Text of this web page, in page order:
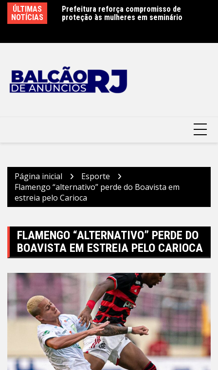
para
ÚLTIMAS
NOTÍCIAS
Prefeitura reforça compromisso de
proteção às mulheres em seminário
Niterói fecha parques e suspende aulas
devido à previsão de ventos fortes –
Página inicial
Esporte
Flamengo “alternativo” perde do Boavista em
estreia pelo Carioca
FLAMENGO “ALTERNATIVO” PERDE DO
BOAVISTA EM ESTREIA PELO CARIOCA